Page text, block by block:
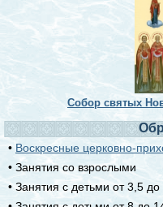
Собор святых
• Воскресные церковно-
• Занятия со взрослыми
• Занятия с детьми от 3,5 до